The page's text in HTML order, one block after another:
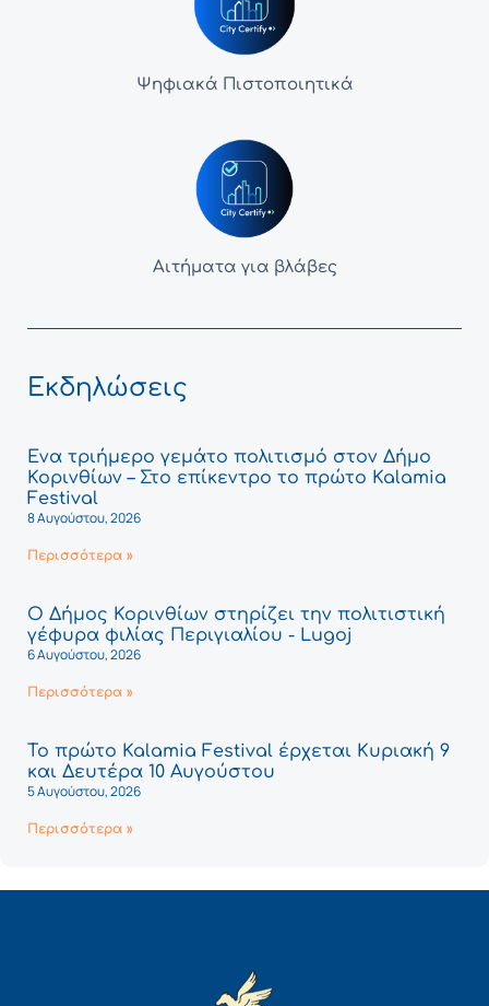
Ψηφιακά Πιστοποιητικά
Αιτήματα για βλάβες
Εκδηλώσεις
Ένα τριήμερο γεμάτο πολιτισμό στον Δήμο
Κορινθίων – Στο επίκεντρο το πρώτο Kalamia
Festival
8 Αυγούστου, 2026
Περισσότερα »
Ο Δήμος Κορινθίων στηρίζει την πολιτιστική
γέφυρα φιλίας Περιγιαλίου - Lugoj
6 Αυγούστου, 2026
Περισσότερα »
Το πρώτο Kalamia Festival έρχεται Κυριακή 9
και Δευτέρα 10 Αυγούστου
5 Αυγούστου, 2026
Περισσότερα »